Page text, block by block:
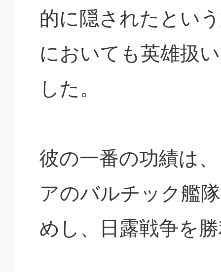
的に隠されたとい
においても英雄扱
した。
彼の一番の功績は
アのバルチック艦
めし、日露戦争を